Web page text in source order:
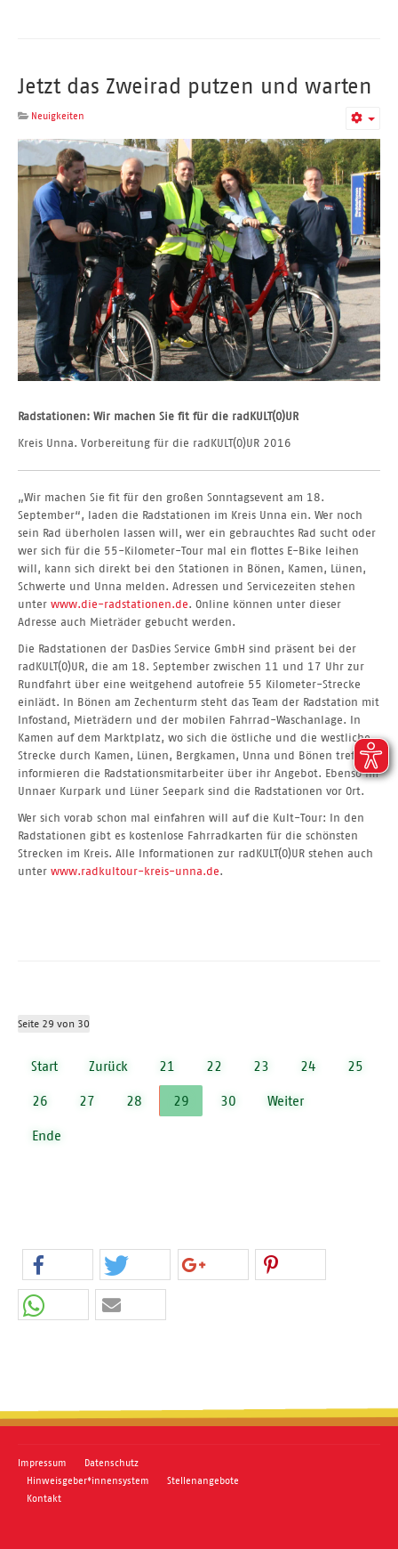
Jetzt das Zweirad putzen und warten
Neuigkeiten
Radstationen: Wir machen Sie fit für die radKULT(O)UR
Kreis Unna. Vorbereitung für die radKULT(O)UR 2016
„Wir machen Sie fit für den großen Sonntagsevent am 18.
September“, laden die Radstationen im Kreis Unna ein. Wer noch
sein Rad überholen lassen will, wer ein gebrauchtes Rad sucht oder
wer sich für die 55-Kilometer-Tour mal ein flottes E-Bike leihen
will, kann sich direkt bei den Stationen in Bönen, Kamen, Lünen,
Schwerte und Unna melden. Adressen und Servicezeiten stehen
unter www.die-radstationen.de. Online können unter dieser
Adresse auch Mieträder gebucht werden.
Die Radstationen der DasDies Service GmbH sind präsent bei der
radKULT(O)UR, die am 18. September zwischen 11 und 17 Uhr zur
Rundfahrt über eine weitgehend autofreie 55 Kilometer-Strecke
einlädt. In Bönen am Zechenturm steht das Team der Radstation mit
Infostand, Mieträdern und der mobilen Fahrrad-Waschanlage. In
Kamen auf dem Marktplatz, wo sich die östliche und die westliche
Strecke durch Kamen, Lünen, Bergkamen, Unna und Bönen treffen,
informieren die Radstationsmitarbeiter über ihr Angebot. Ebenso im
Unnaer Kurpark und Lüner Seepark sind die Radstationen vor Ort.
Wer sich vorab schon mal einfahren will auf die Kult-Tour: In den
Radstationen gibt es kostenlose Fahrradkarten für die schönsten
Strecken im Kreis. Alle Informationen zur radKULT(O)UR stehen auch
unter www.radkultour-kreis-unna.de.
Seite 29 von 30
Start Zurück 21 22 23 24 25
26 27 28 29 30 Weiter
Ende
Impressum
Datenschutz
Hinweisgeber*innensystem
Stellenangebote
Kontakt